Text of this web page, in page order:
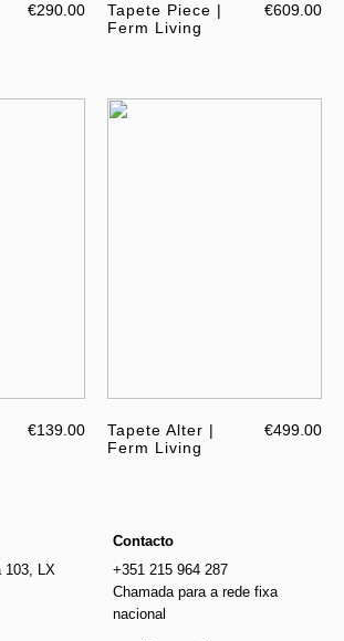
€290.00
Tapete Piece |
Ferm Living
€609.00
€139.00
Tapete Alter |
Ferm Living
€499.00
103, LX
Contacto
+351 215 964 287
Chamada para a rede fixa
nacional